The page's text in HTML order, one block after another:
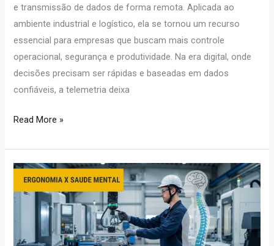
e transmissão de dados de forma remota. Aplicada ao
ambiente industrial e logístico, ela se tornou um recurso
essencial para empresas que buscam mais controle
operacional, segurança e produtividade. Na era digital, onde
decisões precisam ser rápidas e baseadas em dados
confiáveis, a telemetria deixa
Read More »
Ergonomia
Saúde
Mental: